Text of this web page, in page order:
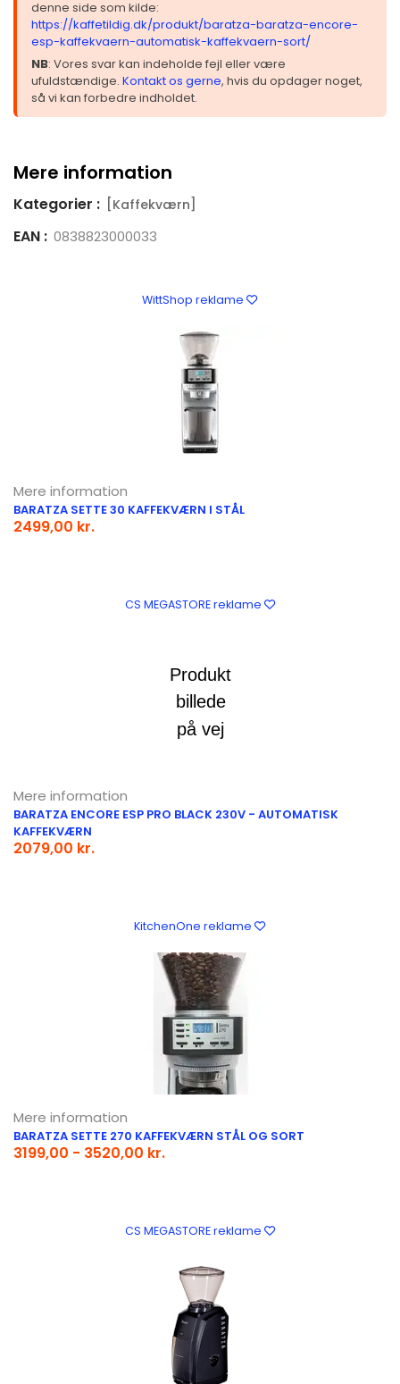
denne side som kilde:
https://kaffetildig.dk/produkt/baratza-baratza-encore-
esp-kaffekvaern-automatisk-kaffekvaern-sort/
NB: Vores svar kan indeholde fejl eller være
ufuldstændige. Kontakt os gerne, hvis du opdager noget,
så vi kan forbedre indholdet.
Mere information
Kategorier : [Kaffekværn]
EAN : 0838823000033
WittShop reklame
Mere information
BARATZA SETTE 30 KAFFEKVÆRN I STÅL
2499,00 kr.
CS MEGASTORE reklame
Mere information
BARATZA ENCORE ESP PRO BLACK 230V - AUTOMATISK
KAFFEKVÆRN
2079,00 kr.
KitchenOne reklame
Mere information
BARATZA SETTE 270 KAFFEKVÆRN STÅL OG SORT
3199,00 - 3520,00 kr.
CS MEGASTORE reklame